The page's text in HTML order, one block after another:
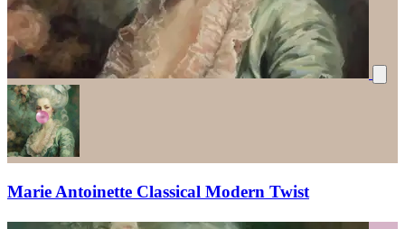
Marie Antoinette Classical Modern Twist